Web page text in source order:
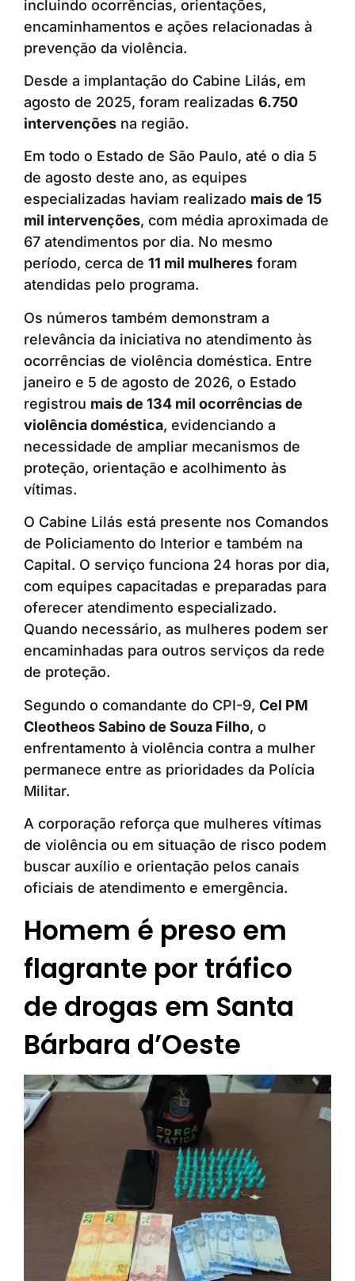
incluindo ocorrências, orientações,
encaminhamentos e ações relacionadas à
prevenção da violência.
Desde a implantação do Cabine Lilás, em
agosto de 2025, foram realizadas 6.750
intervenções na região.
Em todo o Estado de São Paulo, até o dia 5
de agosto deste ano, as equipes
especializadas haviam realizado mais de 15
mil intervenções, com média aproximada de
67 atendimentos por dia. No mesmo
período, cerca de 11 mil mulheres foram
atendidas pelo programa.
Os números também demonstram a
relevância da iniciativa no atendimento às
ocorrências de violência doméstica. Entre
janeiro e 5 de agosto de 2026, o Estado
registrou mais de 134 mil ocorrências de
violência doméstica, evidenciando a
necessidade de ampliar mecanismos de
proteção, orientação e acolhimento às
vítimas.
O Cabine Lilás está presente nos Comandos
de Policiamento do Interior e também na
Capital. O serviço funciona 24 horas por dia,
com equipes capacitadas e preparadas para
oferecer atendimento especializado.
Quando necessário, as mulheres podem ser
encaminhadas para outros serviços da rede
de proteção.
Segundo o comandante do CPI-9, Cel PM
Cleotheos Sabino de Souza Filho, o
enfrentamento à violência contra a mulher
permanece entre as prioridades da Polícia
Militar.
A corporação reforça que mulheres vítimas
de violência ou em situação de risco podem
buscar auxílio e orientação pelos canais
oficiais de atendimento e emergência.
Homem é preso em
flagrante por tráfico
de drogas em Santa
Bárbara d’Oeste